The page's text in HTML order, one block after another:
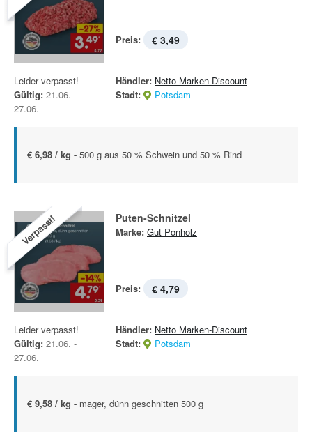
Preis: € 3,49
Leider verpasst!
Gültig: 21.06. -
27.06.
Händler: Netto Marken-Discount
Stadt:
Potsdam
€ 6,98 / kg - 500 g aus 50 % Schwein und 50 % Rind
Verpasst! Puten-Schnitzel
Marke: Gut Ponholz
Preis: € 4,79
Leider verpasst!
Gültig: 21.06. -
27.06.
Händler: Netto Marken-Discount
Stadt:
Potsdam
€ 9,58 / kg - mager, dünn geschnitten 500 g